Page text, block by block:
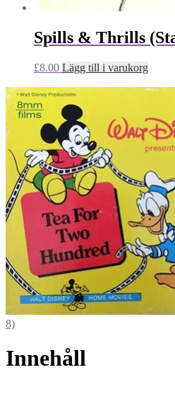
Spills & Thrills
£8.00 Lägg till i varukorg
8)
Innehåll